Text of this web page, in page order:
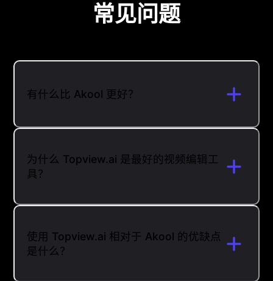
常见问题
有什么比 Akool 更好？
为什么 Topview.ai 是最好的视频编辑工
具？
使用 Topview.ai 相对于 Akool 的优缺点
是什么？